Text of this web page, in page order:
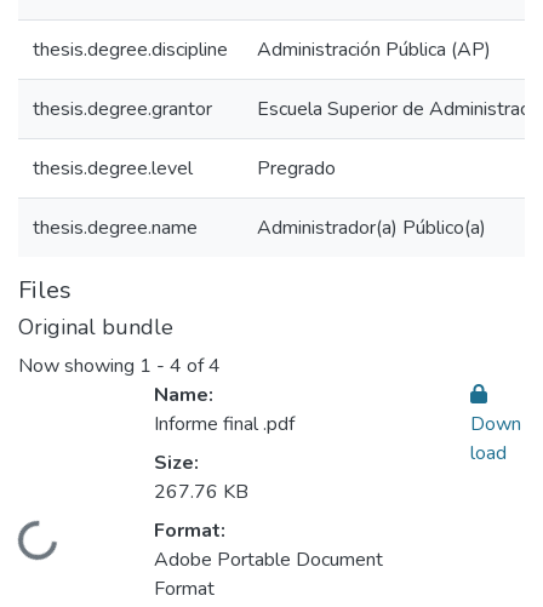
thesis.degree.discipline Administración Pública (AP)
thesis.degree.grantor Escuela Superior de
thesis.degree.level Pregrado
thesis.degree.name Administrador(a) Público(a)
Files
Original bundle
Now showing 1 - 4 of 4
Loading...
Name:
Informe final .pdf
Size:
267.76 KB
Format:
Adobe Portable Document
Format
Down
load